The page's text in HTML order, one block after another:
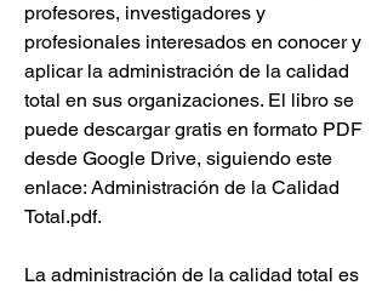
profesores, investigadores y
profesionales interesados en conocer y
aplicar la administración de la calidad
total en sus organizaciones. El libro se
puede descargar gratis en formato PDF
desde Google Drive, siguiendo este
enlace: Administración de la Calidad
Total.pdf.
La administración de la calidad total es